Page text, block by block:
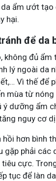
ẩm ướt tạo
hại.
để da
không đủ
lý ngoài da
Vì thế để
mùa từ
ý dưỡng ẩm
nguy cơ
hồi hơn bình
gặp phải các
cực.
tục để làn